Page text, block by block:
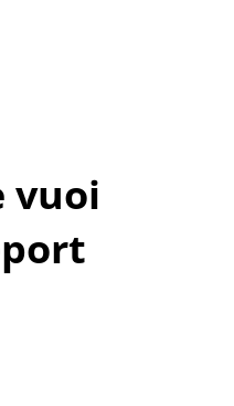
vuoi